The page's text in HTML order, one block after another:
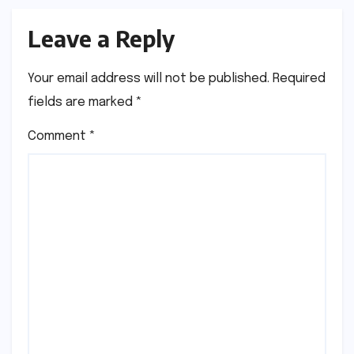
Leave a Reply
Your email address will not be published. Required
fields are marked *
Comment *